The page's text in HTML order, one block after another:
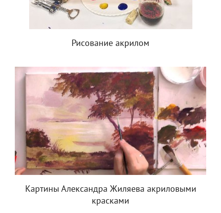
Рисование акрилом
Картины Александра Жиляева акриловыми
красками